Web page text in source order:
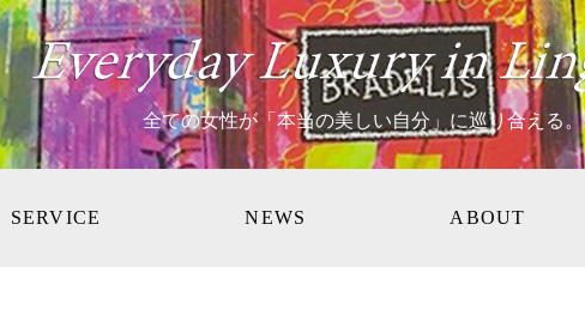
全ての女性が「本当の美しい自分」に巡り合える。
SERVICE NEWS ABOUT